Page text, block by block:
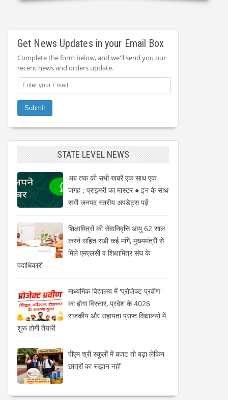
Get News Updates in your Email Box
Complete the form below, and we'll send you our
recent news and orders update.
STATE LEVEL NEWS
अब तक की सभी खबरें एक साथ एक
जगह : प्राइमरी का मास्टर ● इन के साथ
सभी जनपद स्तरीय अपडेट्स पढ़ें
शिक्षामित्रों की सेवानिवृत्ति आयु 62 साल
करने सहित रखी कई मांगें, मुख्यमंत्री से
मिले एमएलसी व शिक्षामित्र संघ के
पदाधिकारी
माध्यमिक विद्यालय में 'प्रोजेक्ट प्रवीण'
का होगा विस्तार, प्रदेश के 4026
राजकीय और सहायता प्राप्त विद्यालयों में
शुरू होगी तैयारी
पीएम श्री स्कूलों में बजट तो बढ़ा लेकिन
छात्रों का रूझान नहीं